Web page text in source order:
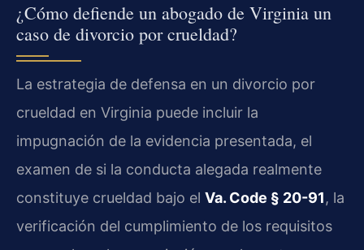
¿Cómo defiende un abogado de Virginia un
caso de divorcio por crueldad?
La estrategia de defensa en un divorcio por
crueldad en Virginia puede incluir la
impugnación de la evidencia presentada, el
examen de si la conducta alegada realmente
constituye crueldad bajo el Va. Code § 20-91, la
verificación del cumplimiento de los requisitos